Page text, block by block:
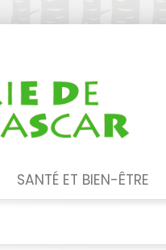
SANTÉ ET BIEN-ÊTRE